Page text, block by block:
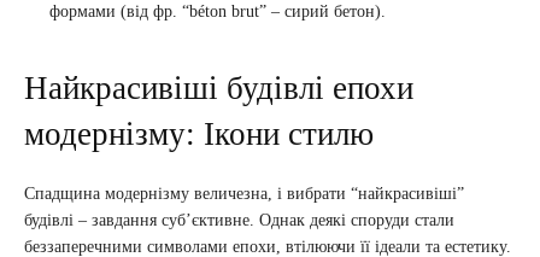
формами (від фр. “béton brut” – сирий бетон).
Найкрасивіші будівлі епохи
модернізму: Ікони стилю
Спадщина модернізму величезна, і вибрати “найкрасивіші”
будівлі – завдання суб’єктивне. Однак деякі споруди стали
беззаперечними символами епохи, втілюючи її ідеали та естетику.